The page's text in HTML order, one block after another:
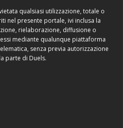
qualsiasi utilizzazione, totale o
nel presente portale, ivi inclusa la
rielaborazione, diffusione o
mediante qualunque piattaforma
senza previa autorizzazione
parte di Duels.